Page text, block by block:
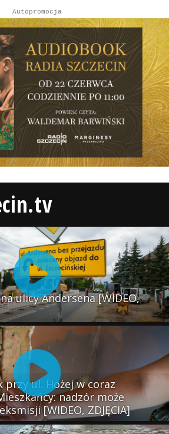
Autopromocja
ulicy Andersena [WIDEO,
przy ul. Hożej w coraz
nadzór może
[WIDEO, ZDJĘCIA]